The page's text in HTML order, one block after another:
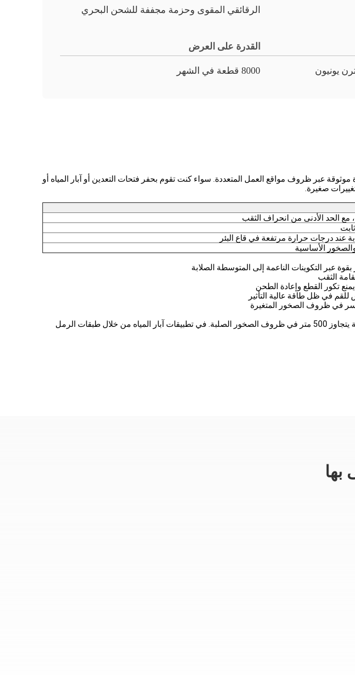
الرقائقي المقوى وحزمة مجففة للشحن البحري
القدرة على العرض
8000 قطعة في الشهر
عبر ظروف مواقع العمل المتعددة. سواء كنت تقوم بحفر فتحات التعدين أو آبار المياه أو
صغيرة.
الحد الأدنى من انحراف الثقب
عند درجات حرارة مرتفعة في قاع البئر
الأساسية
بقوة عبر التكوينات الناعمة إلى المتوسطة الصلابة
الثقب
تكور القطع وإعادة الطحن
في اختبار محاجر الجرانيت، حققت لقم QL60 مقاس 152 مم معدلات اختراق متوسطة تبلغ 0.8-1.2 م/دقيقة مع عمر لقمة يتجاوز 500 متر في ظروف الصخور الصلبة. في تطبيقات آبار المياه من خلال طبقات الرمل
بها